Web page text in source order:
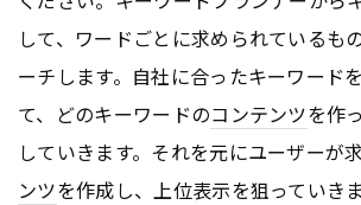
して、ワードごとに求められているも
ーチします。自社に合ったキーワード
て、どのキーワードのコンテンツを作
していきます。それを元にユーザーが
ンツを作成し、上位表示を狙っていきま